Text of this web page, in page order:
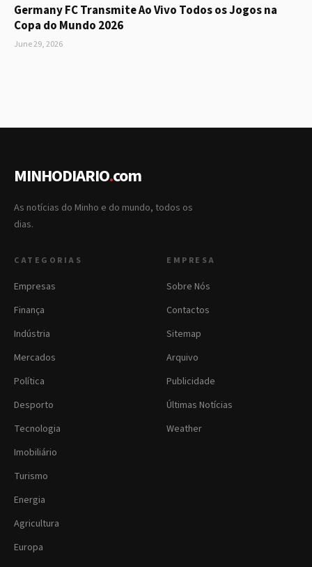
Germany FC Transmite Ao Vivo Todos os Jogos na
Copa do Mundo 2026
June 29, 2026
MINHODIARIO.com
As notícias do Minho e do mundo, todos os
dias.
CATEGORIAS
Empresas
Finança
Indústria
Mercados
Política
Desporto
Tecnologia
Imobiliário
Turismo
Energia
Agricultura
Europa
EMPRESA
Sobre Nós
Contactos
Sitemap
Arquivo
Publicidade
Últimas Notícias
Weather